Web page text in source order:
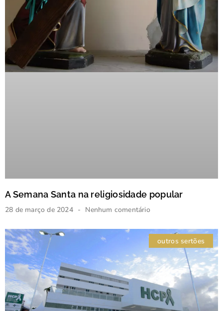
A Semana Santa na religiosidade popular
28 de março de 2024 Nenhum comentário
outros sertões